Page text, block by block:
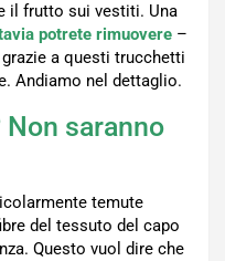
il frutto sui vestiti. Una
potrete rimuovere –
a questi trucchetti
Andiamo nel dettaglio.
saranno
temute
del tessuto del capo
Questo vuol dire che